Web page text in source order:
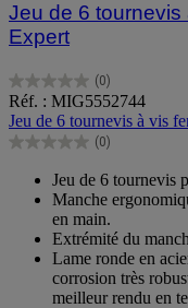
Jeu de 6 tournevis
Expert
(0)
0.0
sur
5
étoiles.
Réf. : MIG5552744
Jeu de 6 tournevis à vis
(0)
0.0
étoiles.
Jeu de 6 tournevis
Manche
en main.
Extrémité du
Lame ronde en
corrosion très
meilleur rendu en